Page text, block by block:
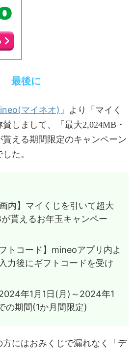
最後に
マイネオ) 」より「マイく
しまして、「最大2,024MB・
える期間限定のキャンペーン
た。
内】マイくじを引いて超大
貰えるお年玉キャンペー
トコード】mineoアプリ内よ
力後にギフトコードを受け
年1月1日(月)～2024年1
の期間(1か月間限定)
にはおみくじで漏れなく「デ